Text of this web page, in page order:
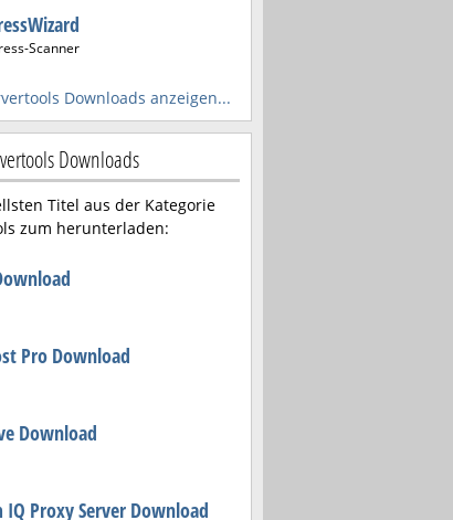
Scanner
Downloads anzeigen...
Downloads
Titel aus der Kategorie
zum herunterladen:
Pro Download
Download
IQ Proxy Server Download